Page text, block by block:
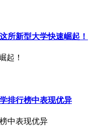
所新型大学快速崛起！
起！
排行榜中表现优异
中表现优异